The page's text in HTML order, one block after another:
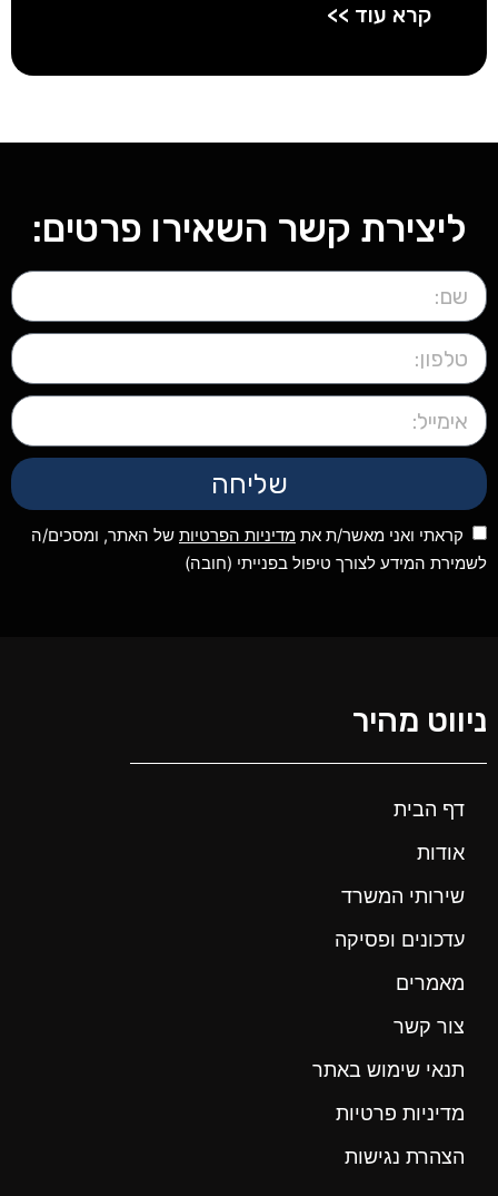
קרא עוד >>
ליצירת קשר השאירו פרטים:
שליחה
קראתי ואני מאשר/ת את מדיניות הפרטיות של האתר, ומסכים/ה
לשמירת המידע לצורך טיפול בפנייתי (חובה)
ניווט מהיר
דף הבית
אודות
שירותי המשרד
עדכונים ופסיקה
מאמרים
צור קשר
תנאי שימוש באתר
מדיניות פרטיות
הצהרת נגישות